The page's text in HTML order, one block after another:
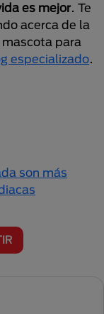
es mejor. Te
acerca de la
para
especializado.
son más